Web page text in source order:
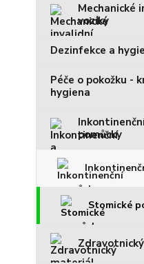
Mechanické
vozíky
Dezinfekce a
Péče o pokožku -
hygiena
pomůcky
Stomické